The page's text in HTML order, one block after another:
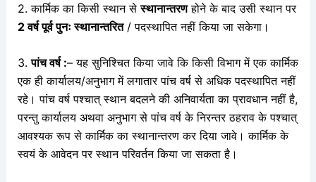
2. कार्मिक का किसी स्थान सेस्थानान्तरणहोने के बाद उसी स्थान पर
2 वर्ष पूर्व पुनःस्थानान्तरित/ पदस्थापित नहीं किया जा सकेगा।
3.पांच वर्ष :– यह सुनिश्चित किया जावे कि किसी विभाग में एक कार्मिक
एक ही कार्यालय/अनुभाग में लगातार पांच वर्ष से अधिक पदस्थापित नहीं
रहे। पांच वर्ष पश्चात् स्थान बदलने की अनिवार्यता का प्रावधान नहीं है,
परन्तु कार्यालय अथवा अनुभाग से पांच वर्ष के निरन्तर ठहराव के पश्चात्
आवश्यक रूप से कार्मिक का स्थानान्तरण कर दिया जावे। कार्मिक के
स्वयं के आवेदन पर स्थान परिवर्तन किया जा सकता है।